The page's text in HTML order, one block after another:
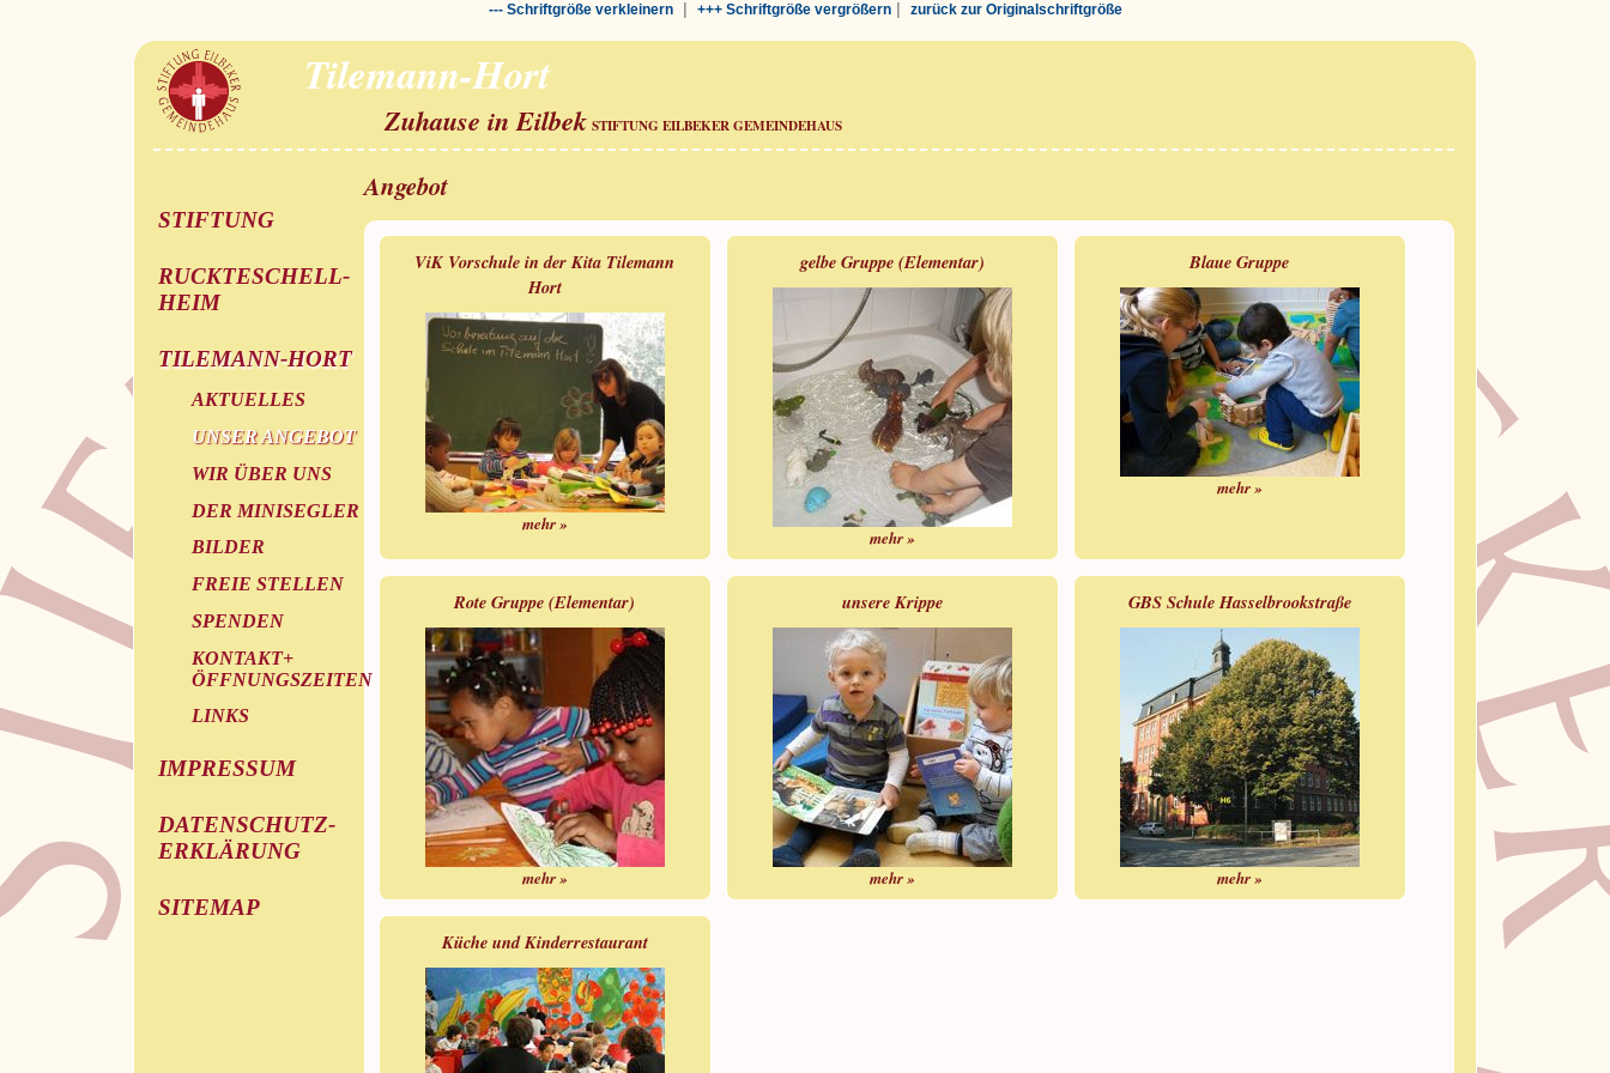
--- Schriftgröße verkleinern| +++ Schriftgröße vergrößern| zurück zur Originalschriftgröße
Tilemann-Hort
Zuhause in Eilbek STIFTUNG EILBEKER GEMEINDEHAUS
STIFTUNG
RUCKTESCHELL-
HEIM
TILEMANN-HORT
AKTUELLES
UNSER ANGEBOT
WIR ÜBER UNS
DER MINISEGLER
BILDER
FREIE STELLEN
SPENDEN
KONTAKT+
ÖFFNUNGSZEITEN
LINKS
IMPRESSUM
DATENSCHUTZ-
ERKLÄRUNG
SITEMAP
Angebot
ViK Vorschule in der Kita Tilemann
Hort
mehr »
gelbe Gruppe (Elementar)
mehr »
Blaue Gruppe
mehr »
Rote Gruppe (Elementar)
mehr »
unsere Krippe
mehr »
GBS Schule Hasselbrookstraße
mehr »
Küche und Kinderrestaurant